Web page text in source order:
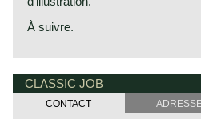
À suivre.
The brothers Richard and Alan
the thirties of the twentieth
they started fabricating their
Ford engines. In the year 1950
CLASSIC JOB
CONTACT ADRESSE